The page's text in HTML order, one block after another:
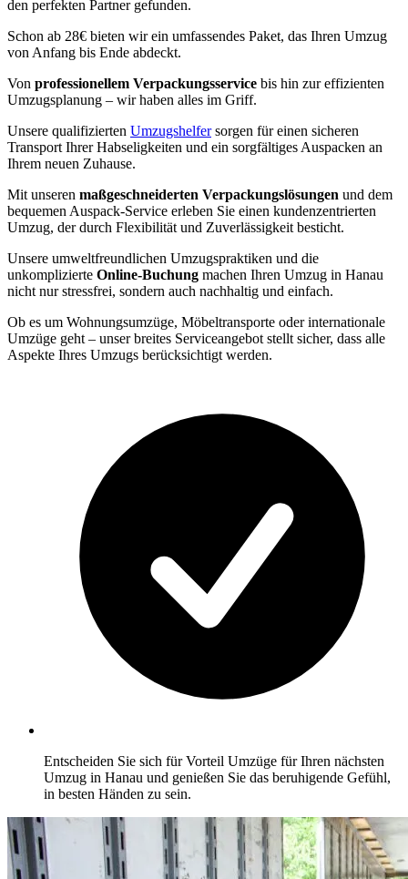
den perfekten Partner gefunden.
Schon ab 28€ bieten wir ein umfassendes Paket, das Ihren Umzug
von Anfang bis Ende abdeckt.
Von professionellem Verpackungsservice bis hin zur effizienten
Umzugsplanung – wir haben alles im Griff.
Unsere qualifizierten Umzugshelfersorgen für einen sicheren
Transport Ihrer Habseligkeiten und ein sorgfältiges Auspacken an
Ihrem neuen Zuhause.
Mit unseren maßgeschneiderten Verpackungslösungen und dem
bequemen Auspack-Service erleben Sie einen kundenzentrierten
Umzug, der durch Flexibilität und Zuverlässigkeit besticht.
Unsere umweltfreundlichen Umzugspraktiken und die
unkomplizierte Online-Buchung machen Ihren Umzug in Hanau
nicht nur stressfrei, sondern auch nachhaltig und einfach.
Ob es um Wohnungsumzüge, Möbeltransporte oder internationale
Umzüge geht – unser breites Serviceangebot stellt sicher, dass alle
Aspekte Ihres Umzugs berücksichtigt werden.
Entscheiden Sie sich für Vorteil Umzüge für Ihren nächsten
Umzug in Hanau und genießen Sie das beruhigende Gefühl,
in besten Händen zu sein.